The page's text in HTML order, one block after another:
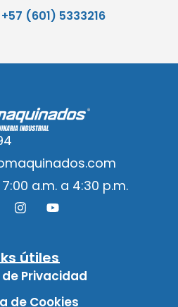
+57 (601) 5333216
a.m. a 4:30 p.m.
útiles
Privacidad
de Cookies